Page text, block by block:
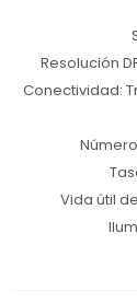
Resolución
Conectividad:
Vida útil